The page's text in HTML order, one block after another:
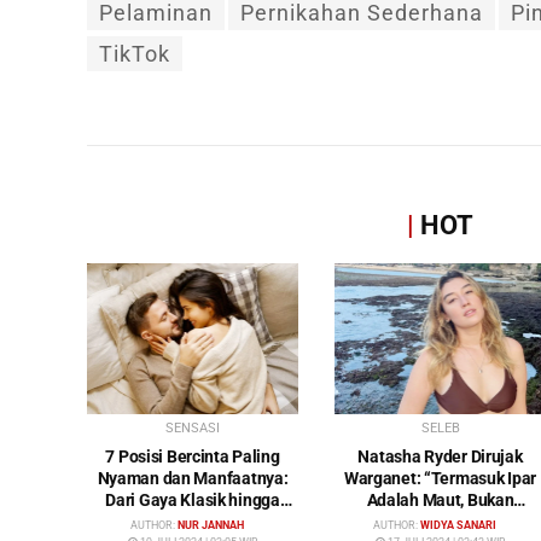
Pelaminan Pernikahan Sederhana
TikTok
| HOT
SENSASI
7 Posisi Bercinta Paling
Nyaman dan Manfaatnya:
Dari Gaya Klasik hingga
Gunting
AUTHOR: NUR JANNAH
SELEB
Natasha Ryder Dirujak
Warganet: “Termasuk Ipar
Adalah Maut, Bukan
Mendamaikan Malah
AUTHOR: WIDYA SANARI